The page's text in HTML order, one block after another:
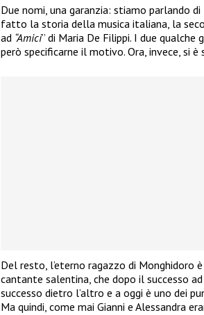
Due nomi, una garanzia: stiamo parlando di
fatto la storia della musica italiana, la
ad “Amici” di Maria De Filippi. I due
però specificarne il motivo. Ora, invece, si
Del resto, l’eterno ragazzo di Monghidoro
cantante salentina, che dopo il successo ad
successo dietro l’altro e a oggi è uno dei
Ma quindi, come mai Gianni e Alessandra